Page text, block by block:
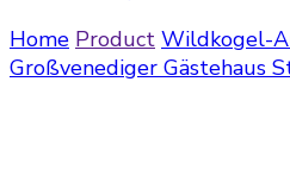
Home Product Wildkogel-
Großvenediger Gästehaus